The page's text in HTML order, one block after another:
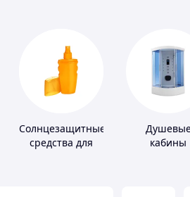
Солнцезащитные
средства для
кабины